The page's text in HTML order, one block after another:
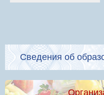
Сведения об